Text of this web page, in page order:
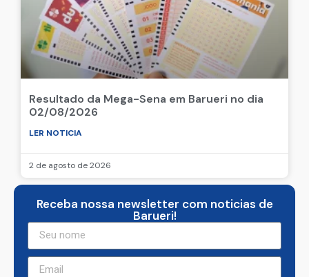
Resultado da Mega-Sena em Barueri no dia
02/08/2026
LER NOTICIA
2 de agosto de 2026
Receba nossa newsletter com noticias de
Barueri!